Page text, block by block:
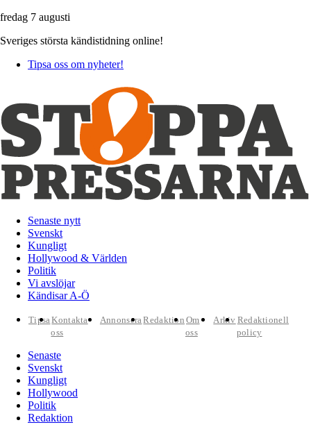
fredag 7 augusti
Sveriges största kändistidning online!
Tipsa oss om nyheter!
Senaste nytt
Svenskt
Kungligt
Hollywood & Världen
Politik
Vi avslöjar
Kändisar A-Ö
TipsaKontakta
oss
AnnonseraRedaktion Om
oss
Arkiv Redaktionell
policy
Senaste
Svenskt
Kungligt
Hollywood
Politik
Redaktion